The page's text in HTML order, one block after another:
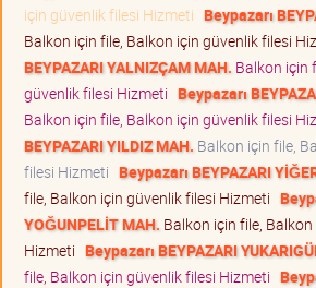
için güvenlik filesi Hizmeti Beypazarı
Balkon için file, Balkon için güvenlik filesi
BEYPAZARI YALNIZÇAM MAH. Balkon için
güvenlik filesi Hizmeti Beypazarı
Balkon için file, Balkon için güvenlik filesi
BEYPAZARI YILDIZ MAH. Balkon için file,
filesi Hizmeti Beypazarı BEYPAZARI
file, Balkon için güvenlik filesi Hizmeti
YOĞUNPELİT MAH. Balkon için file,
Hizmeti Beypazarı BEYPAZARI
file, Balkon için güvenlik filesi Hizmeti